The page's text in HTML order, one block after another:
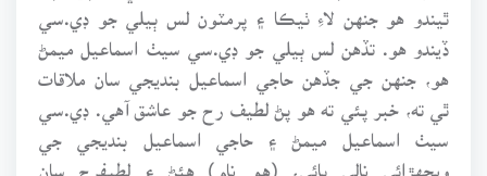
ٿيندو هو جنهن لاءِ ٺيڪا ۽ پرمٽون لس ٻيلي جو ڊي.سي
ڏيندو هو. تڏهن لس ٻيلي جو ڊي.سي سيٺ اسماعيل ميمڻ
هو، جنهن جي جڏهن حاجي اسماعيل بنديجي سان ملاقات
ٿي ته، خبر پئي ته هو پڻ لطيف رح جو عاشق آهي. ڊي.سي
سيٺ اسماعيل ميمڻ ۽ حاجي اسماعيل بنديجي جي
ويجهڙائي نالي ڀائي، (هم نام) هئڻ ۽ لطيفرح سان